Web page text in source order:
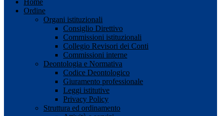
Ordine
Organi istituzionali
Consiglio Direttivo
Commissioni istituzionali
Collegio Revisori dei Conti
Commissioni interne
Deontologia e Normativa
Codice Deontologico
Giuramento professionale
Leggi istitutive
Privacy Policy
Struttura ed ordinamento